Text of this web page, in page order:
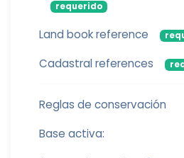
requerido
Land book reference
Cadastral references
Reglas de conservación
Base activa: